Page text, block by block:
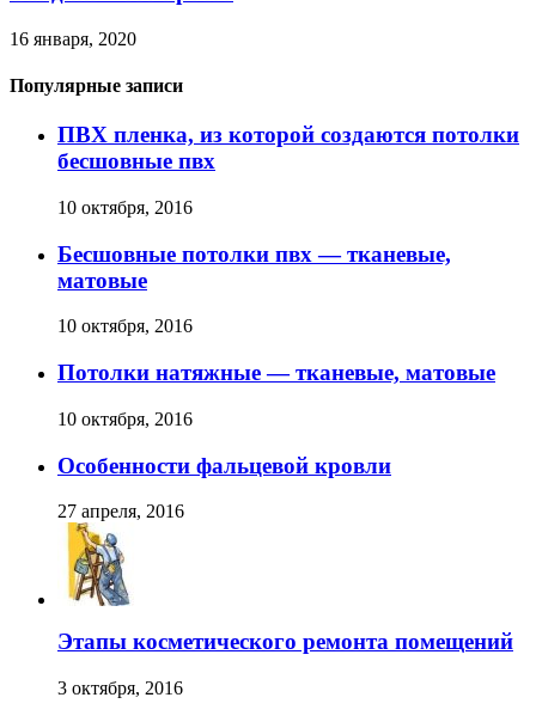
16 января, 2020
Популярные записи
ПВХ пленка, из которой создаются потолки
бесшовные пвх
10 октября, 2016
Бесшовные потолки пвх — тканевые,
матовые
10 октября, 2016
Потолки натяжные — тканевые, матовые
10 октября, 2016
Особенности фальцевой кровли
27 апреля, 2016
Этапы косметического ремонта помещений
3 октября, 2016